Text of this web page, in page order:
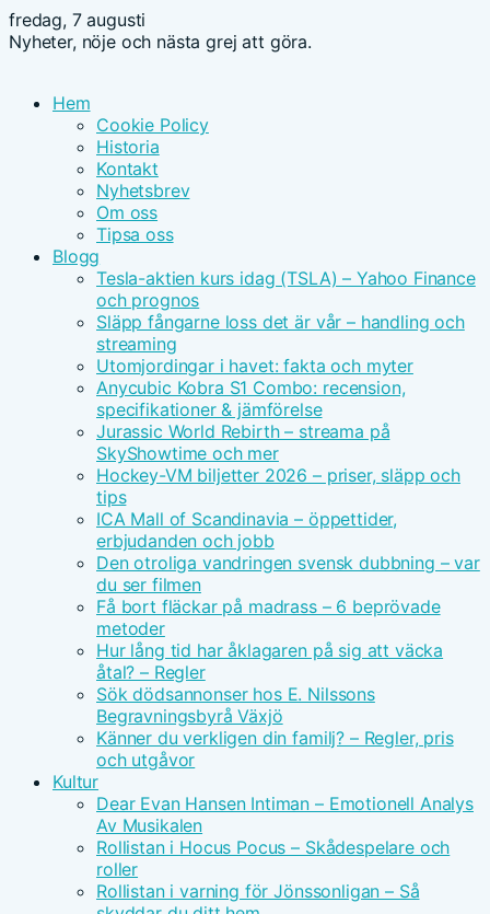
fredag, 7 augusti
Nyheter, nöje och nästa grej att göra.
Hem
Cookie Policy
Historia
Kontakt
Nyhetsbrev
Om oss
Tipsa oss
Blogg
Tesla-aktien kurs idag (TSLA) – Yahoo Finance
och prognos
Släpp fångarne loss det är vår – handling och
streaming
Utomjordingar i havet: fakta och myter
Anycubic Kobra S1 Combo: recension,
specifikationer & jämförelse
Jurassic World Rebirth – streama på
SkyShowtime och mer
Hockey-VM biljetter 2026 – priser, släpp och
tips
ICA Mall of Scandinavia – öppettider,
erbjudanden och jobb
Den otroliga vandringen svensk dubbning – var
du ser filmen
Få bort fläckar på madrass – 6 beprövade
metoder
Hur lång tid har åklagaren på sig att väcka
åtal? – Regler
Sök dödsannonser hos E. Nilssons
Begravningsbyrå Växjö
Känner du verkligen din familj? – Regler, pris
och utgåvor
Kultur
Dear Evan Hansen Intiman – Emotionell Analys
Av Musikalen
Rollistan i Hocus Pocus – Skådespelare och
roller
Rollistan i varning för Jönssonligan – Så